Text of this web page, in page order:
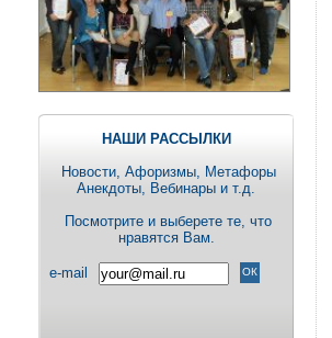
НАШИ РАССЫЛКИ
Новости, Aфоризмы, Метафоры
Анекдоты, Вебинары и т.д.
Посмотрите и выберете те, что
нравятся Вам.
e-mail